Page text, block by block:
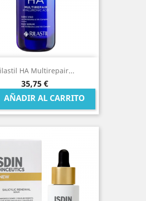
HA Multirepair...
Precio
35,75 €
AÑADIR AL CARRITO